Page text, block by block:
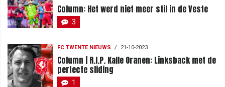
Column: Het werd niet meer stil in de Veste
3
FC TWENTE NIEUWS / 21-10-2023
Column | R.I.P. Kalle Oranen: Linksback met de
perfecte sliding
1